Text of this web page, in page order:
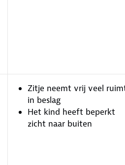
Zitje neemt vrij veel
in beslag
Het kind heeft beperkt
zicht naar buiten